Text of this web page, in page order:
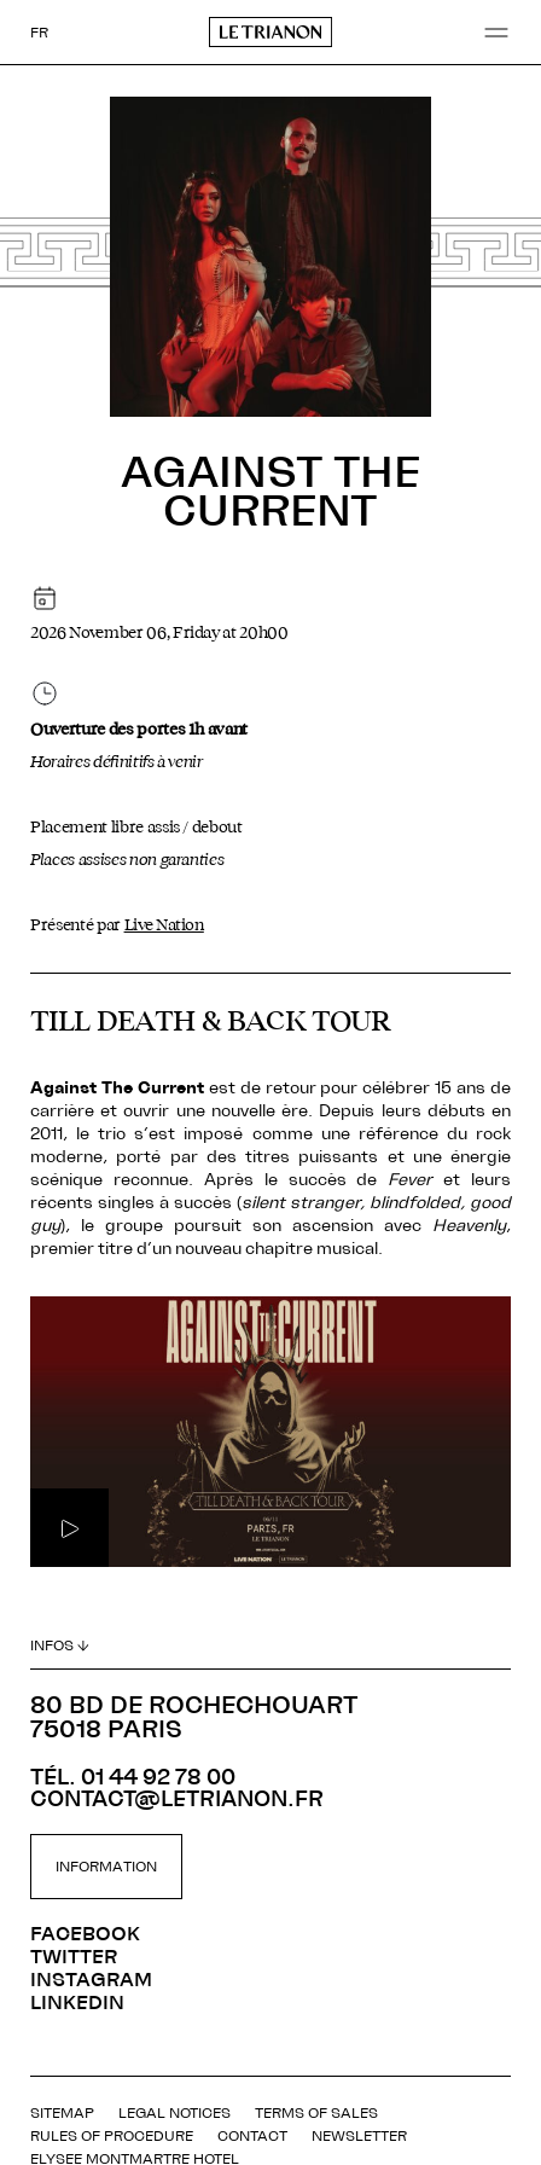
toFR
AGAINST THE
CURRENT
TILL DEATH & BACK TOUR
Against The Currentest de retour pour célébrer 15 ans de
carrière et ouvrir une nouvelle ère. Depuis leurs débuts en
2011, le trio s’est imposé comme une référence du rock
moderne, porté par des titres puissants et une énergie
scénique reconnue. Après le succès de Feveret leurs
récents singles à succès (silent stranger, blindfolded, good
guy), le groupe poursuit son ascension avec Heavenly,
premier titre d’un nouveau chapitre musical.
2026 November 06, Friday at 20h00
Ouverture des portes 1h avant
Horaires définitifs à venir
Placement libre assis / debout
Places assises non garanties
Présenté par Live Nation
INFOS ↓
80 BD DE ROCHECHOUART
75018 PARIS
TÉL. 01 44 92 78 00
CONTACT@LETRIANON.FR
INFORMATION
FACEBOOK
TWITTER
INSTAGRAM
LINKEDIN
SITEMAP LEGAL NOTICES
TERMS OF SALES
RULES OF PROCEDURE
CONTACT
NEWSLETTER
ELYSEE MONTMARTRE HOTEL